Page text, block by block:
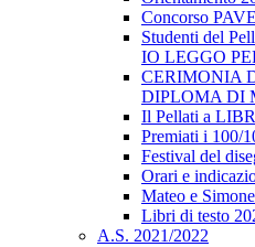
Concorso
Studenti del
IO LEGGO
CERIMONIA
DIPLOMA DI
Il Pellati a
Premiati i 100/
Festival del
Orari e
Mateo e Simone
Libri di testo
A.S. 2021/2022